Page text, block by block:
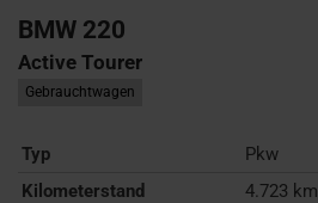
BMW 220
Active Tourer
Gebrauchtwagen
Typ
Pkw
Kilometerstand
4.723 km